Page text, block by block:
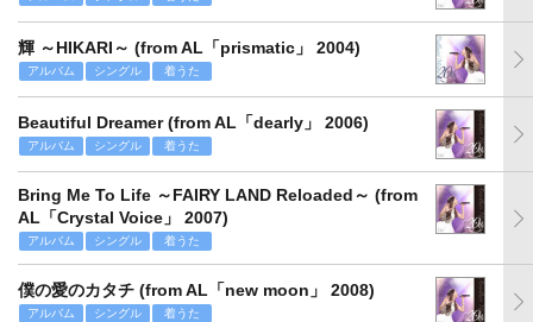
輝 ～HIKARI～ (from AL「prismatic」 2004)
アルバム シングル 着うた
Beautiful Dreamer (from AL「dearly」 2006)
アルバム シングル 着うた
Bring Me To Life ～FAIRY LAND Reloaded～ (from
AL「Crystal Voice」 2007)
アルバム シングル 着うた
僕の愛のカタチ (from AL「new moon」 2008)
アルバム シングル 着うた